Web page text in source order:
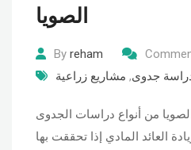
الصويا
By reham
جدوى, مشاريع زراعية
من أنواع دراسات الجدوى
العائد المادي إذا تحققت بها